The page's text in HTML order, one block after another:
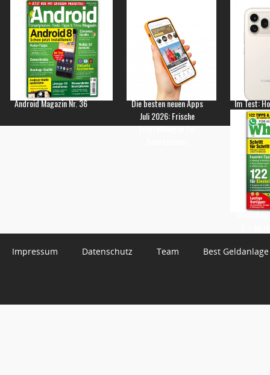
Android Magazin Nr. 36
Die besten neuen Apps
Juli 2026: Frische
Empfehlungen für
Im Test:
Impressum Datenschutz Team Best Geldanlage